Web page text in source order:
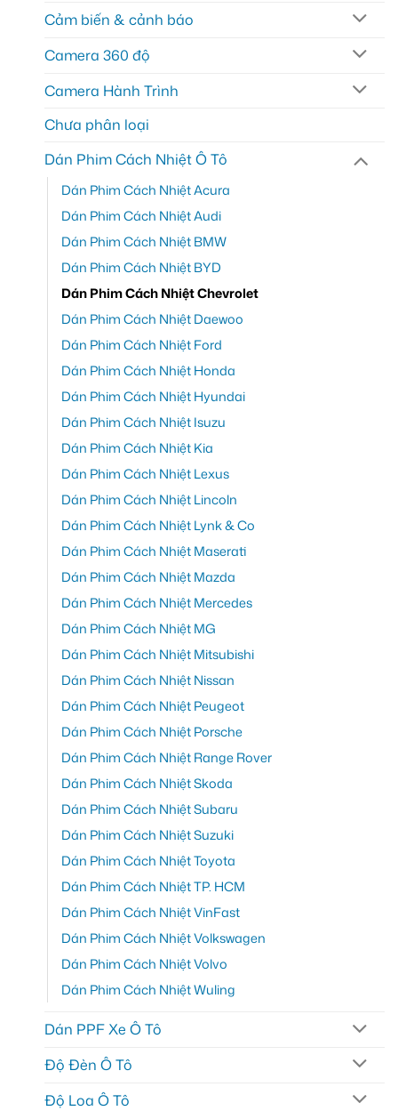
Cảm biến & cảnh báo
Camera 360 độ
Camera Hành Trình
Chưa phân loại
Dán Phim Cách Nhiệt Ô Tô
Dán Phim Cách Nhiệt Acura
Dán Phim Cách Nhiệt Audi
Dán Phim Cách Nhiệt BMW
Dán Phim Cách Nhiệt BYD
Dán Phim Cách Nhiệt Chevrolet
Dán Phim Cách Nhiệt Daewoo
Dán Phim Cách Nhiệt Ford
Dán Phim Cách Nhiệt Honda
Dán Phim Cách Nhiệt Hyundai
Dán Phim Cách Nhiệt Isuzu
Dán Phim Cách Nhiệt Kia
Dán Phim Cách Nhiệt Lexus
Dán Phim Cách Nhiệt Lincoln
Dán Phim Cách Nhiệt Lynk & Co
Dán Phim Cách Nhiệt Maserati
Dán Phim Cách Nhiệt Mazda
Dán Phim Cách Nhiệt Mercedes
Dán Phim Cách Nhiệt MG
Dán Phim Cách Nhiệt Mitsubishi
Dán Phim Cách Nhiệt Nissan
Dán Phim Cách Nhiệt Peugeot
Dán Phim Cách Nhiệt Porsche
Dán Phim Cách Nhiệt Range Rover
Dán Phim Cách Nhiệt Skoda
Dán Phim Cách Nhiệt Subaru
Dán Phim Cách Nhiệt Suzuki
Dán Phim Cách Nhiệt Toyota
Dán Phim Cách Nhiệt TP. HCM
Dán Phim Cách Nhiệt VinFast
Dán Phim Cách Nhiệt Volkswagen
Dán Phim Cách Nhiệt Volvo
Dán Phim Cách Nhiệt Wuling
Dán PPF Xe Ô Tô
Độ Đèn Ô Tô
Độ Loa Ô Tô